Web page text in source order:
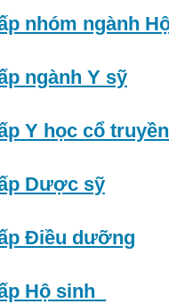
nhóm ngành
ngành Y sỹ
Y học cổ truyền
Dược sỹ
Điều dưỡng
Hộ sinh_